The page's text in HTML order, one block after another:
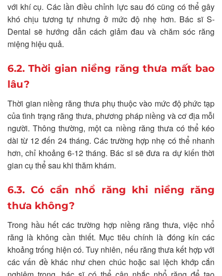
với khí cụ. Các lần điều chỉnh lực sau đó cũng có thể gây
khó chịu tương tự nhưng ở mức độ nhẹ hơn. Bác sĩ S-
Dental sẽ hướng dẫn cách giảm đau và chăm sóc răng
miệng hiệu quả.
6.2. Thời gian niềng răng thưa mất bao
lâu?
Thời gian niềng răng thưa phụ thuộc vào mức độ phức tạp
của tình trạng răng thưa, phương pháp niềng và cơ địa mỗi
người. Thông thường, một ca niềng răng thưa có thể kéo
dài từ 12 đến 24 tháng. Các trường hợp nhẹ có thể nhanh
hơn, chỉ khoảng 6-12 tháng. Bác sĩ sẽ đưa ra dự kiến thời
gian cụ thể sau khi thăm khám.
6.3. Có cần nhổ răng khi niềng răng
thưa không?
Trong hầu hết các trường hợp niềng răng thưa, việc nhổ
răng là không cần thiết. Mục tiêu chính là đóng kín các
khoảng trống hiện có. Tuy nhiên, nếu răng thưa kết hợp với
các vấn đề khác như chen chúc hoặc sai lệch khớp cắn